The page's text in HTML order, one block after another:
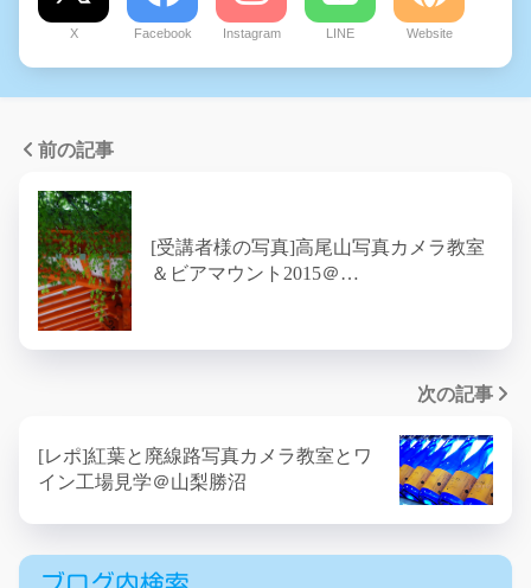
X Facebook Instagram LINE Website
前の記事
[受講者様の写真]高尾山写真カメラ教室
＆ビアマウント2015＠…
次の記事
[レポ]紅葉と廃線路写真カメラ教室とワ
イン工場見学＠山梨勝沼